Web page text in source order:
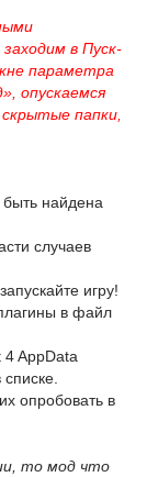
в Пуск-
параметра
опускаемся
папки,
найдена
случаев
игру!
в файл
4 AppData
опробовать в
то мод что